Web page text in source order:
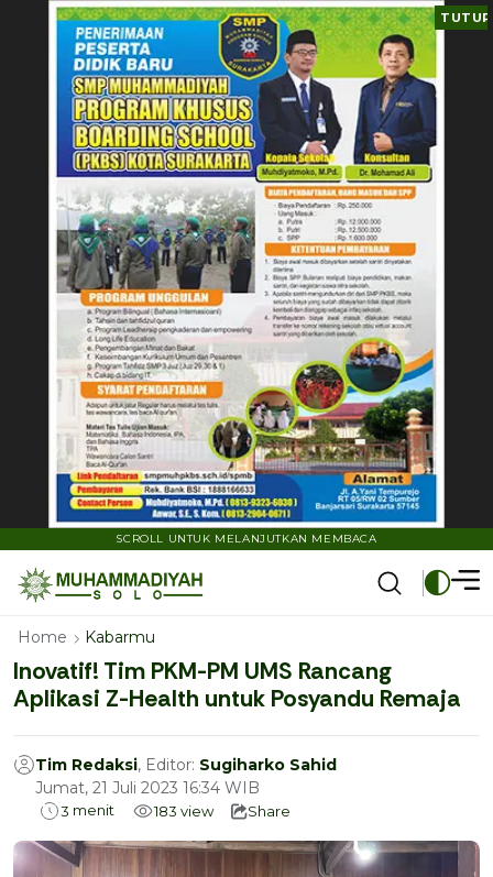
TUTUP
SCROLL UNTUK MELANJUTKAN MEMBACA
Home Kabarmu
Inovatif! Tim PKM-PM UMS Rancang
Aplikasi Z-Health untuk Posyandu Remaja
Tim Redaksi, Editor: Sugiharko Sahid
Jumat, 21 Juli 2023 16:34 WIB
3 menit 183 view Share